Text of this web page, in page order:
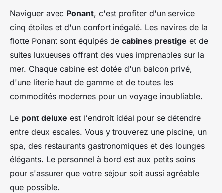
Naviguer avec Ponant, c'est profiter d'un service
cinq étoiles et d'un confort inégalé. Les navires de la
flotte Ponant sont équipés de cabines prestige et de
suites luxueuses offrant des vues imprenables sur la
mer. Chaque cabine est dotée d'un balcon privé,
d'une literie haut de gamme et de toutes les
commodités modernes pour un voyage inoubliable.
Le pont deluxe est l'endroit idéal pour se détendre
entre deux escales. Vous y trouverez une piscine, un
spa, des restaurants gastronomiques et des lounges
élégants. Le personnel à bord est aux petits soins
pour s'assurer que votre séjour soit aussi agréable
que possible.